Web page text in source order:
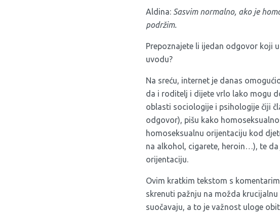
Aldina: Sasvim normalno, ako je
podržim.
Prepoznajete li ijedan odgovor koji
uvodu?
Na sreću, internet je danas
da i roditelj i dijete vrlo lako mogu
oblasti sociologije i psihologije čiji
odgovor), pišu kako
homoseksualnu orijentaciju kod
na alkohol, cigarete, heroin…), te
orijentaciju.
Ovim kratkim tekstom s
skrenuti pažnju na možda
suočavaju, a to je važnost uloge